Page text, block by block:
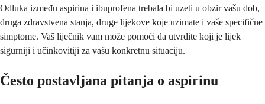
Odluka između aspirina i ibuprofena trebala bi uzeti u obzir vašu dob,
druga zdravstvena stanja, druge lijekove koje uzimate i vaše specifične
simptome. Vaš liječnik vam može pomoći da utvrdite koji je lijek
sigurniji i učinkovitiji za vašu konkretnu situaciju.
Često postavljana pitanja o aspirinu